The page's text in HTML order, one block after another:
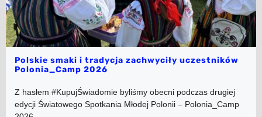
Polskie smaki i tradycja zachwyciły uczestników
Polonia_Camp 2026
Z hasłem #KupujŚwiadomie byliśmy obecni podczas drugiej
edycji Światowego Spotkania Młodej Polonii – Polonia_Camp